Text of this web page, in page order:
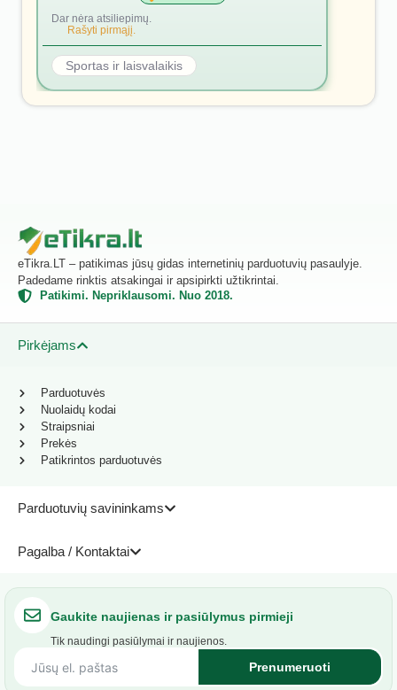
Dar nėra atsiliepimų.
Rašyti pirmąjį.
Sportas ir laisvalaikis
eTikra.LT – patikimas jūsų gidas internetinių parduotuvių pasaulyje.
Padedame rinktis atsakingai ir apsipirkti užtikrintai.
Patikimi. Nepriklausomi. Nuo 2018.
Pirkėjams
Parduotuvių savininkams
Pagalba / Kontaktai
Parduotuvės
Nuolaidų kodai
Straipsniai
Prekės
Patikrintos parduotuvės
Gaukite naujienas ir pasiūlymus pirmieji
Tik naudingi pasiūlymai ir naujienos.
Prenumeruoti